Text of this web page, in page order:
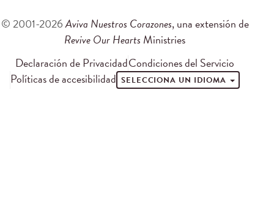
© 2001-2026Aviva Nuestros Corazones, una extensión de
Revive Our Hearts Ministries
Declaración de PrivacidadCondiciones del Servicio
Políticas de accesibilidad SELECCIONA UN IDIOMA